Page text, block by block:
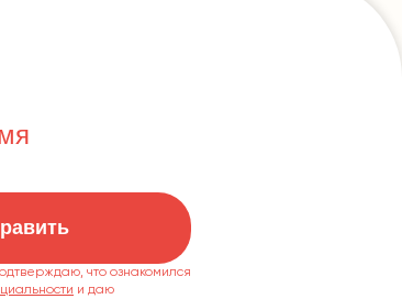
что ознакомился